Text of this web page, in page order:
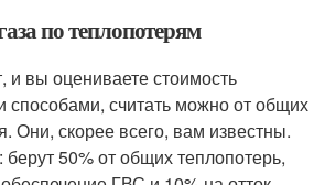
по теплопотерям
и вы оцениваете стоимость
способами, считать можно от общих
Они, скорее всего, вам известны.
берут 50% от общих теплопотерь,